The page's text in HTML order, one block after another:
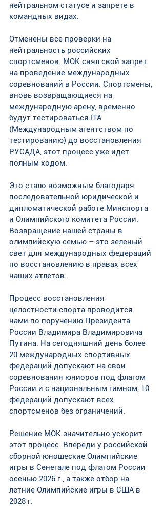
нейтральном статусе и запрете в
командных видах.
Отменены все проверки на
нейтральность российских
спортсменов. МОК снял свой запрет
на проведение международных
соревнований в России. Спортсмены,
вновь возвращающиеся на
международную арену, временно
будут тестироваться ITA
(Международным агентством по
тестированию) до восстановления
РУСАДА, этот процесс уже идет
полным ходом.
Это стало возможным благодаря
последовательной юридической и
дипломатической работе Минспорта
и Олимпийского комитета России.
Возвращение нашей страны в
олимпийскую семью – это зеленый
свет для международных федераций
по восстановлению в правах всех
наших атлетов.
Процесс восстановления
целостности спорта проводится
нами по поручению Президента
России Владимира Владимировича
Путина. На сегодняшний день более
20 международных спортивных
федераций допускают на свои
соревнования юниоров под флагом
России и с национальным гимном, 10
федераций допускают всех
спортсменов без ограничений.
Решение МОК значительно ускорит
этот процесс. Впереди у российской
сборной юношеские Олимпийские
игры в Сенегале под флагом России
осенью 2026 г., а также отбор на
летние Олимпийские игры в США в
2028 г.